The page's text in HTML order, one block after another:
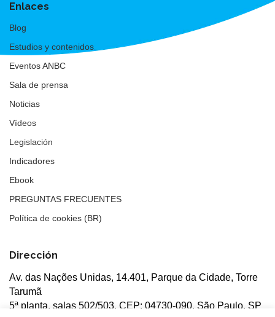
Enlaces
Blog
Estudios y contenidos
Eventos ANBC
Sala de prensa
Noticias
Vídeos
Legislación
Indicadores
Ebook
PREGUNTAS FRECUENTES
Política de cookies (BR)
Dirección
Av. das Nações Unidas, 14.401, Parque da Cidade, Torre
Tarumã
5ª planta, salas 502/503, CEP: 04730-090, São Paulo, SP